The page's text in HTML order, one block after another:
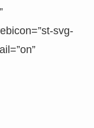
svg-